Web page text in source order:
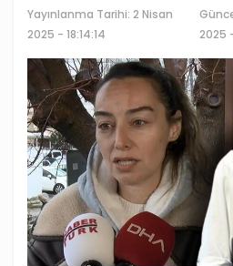
Yayınlanma Tarihi: 2 Nisan
2025 - 18:14:14
2025